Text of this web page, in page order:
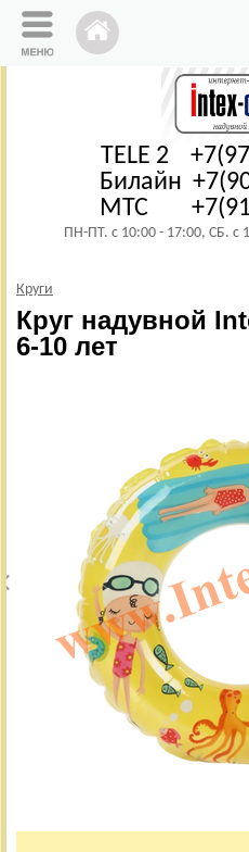
TELE 2
Билайн
МТС
ПН-ПТ. с 10:00 - 17:00, СБ. с
Круги
Круг надувной
6-10 лет